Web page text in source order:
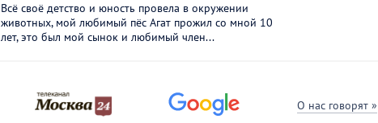
Всё своё детство и юность провела в окружении
животных, мой любимый пёс Агат прожил со мной 10
лет, это был мой сынок и любимый член...
О нас говорят »